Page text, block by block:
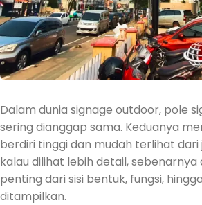
Dalam dunia signage outdoor, pole
sering dianggap sama. Keduanya
berdiri tinggi dan mudah terlihat dari
kalau dilihat lebih detail,
penting dari sisi bentuk, fungsi,
ditampilkan.